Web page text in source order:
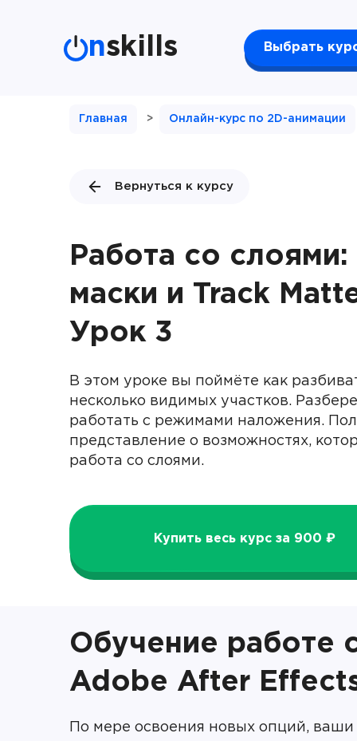
nskills Выбрать
Главная > Онлайн-курс по 2D-анимации
Вернуться к курсу
Работа со слоями:
маски и Track
Урок 3
В этом уроке вы поймёте как
несколько видимых участков.
работать с режимами наложения.
представление о возможностях,
работа со слоями.
Купить весь курс за 900 ₽
Обучение работе
Adobe After
По мере освоения новых опций,